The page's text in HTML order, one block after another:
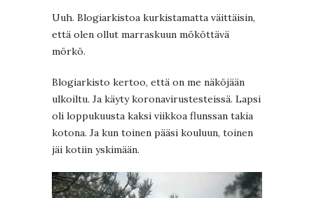
Uuh. Blogiarkistoa kurkistamatta väittäisin,
että olen ollut marraskuun mököttävä
mörkö.
Blogiarkisto kertoo, että on me näköjään
ulkoiltu. Ja käyty koronavirustesteissä. Lapsi
oli loppukuusta kaksi viikkoa flunssan takia
kotona. Ja kun toinen pääsi kouluun, toinen
jäi kotiin yskimään.